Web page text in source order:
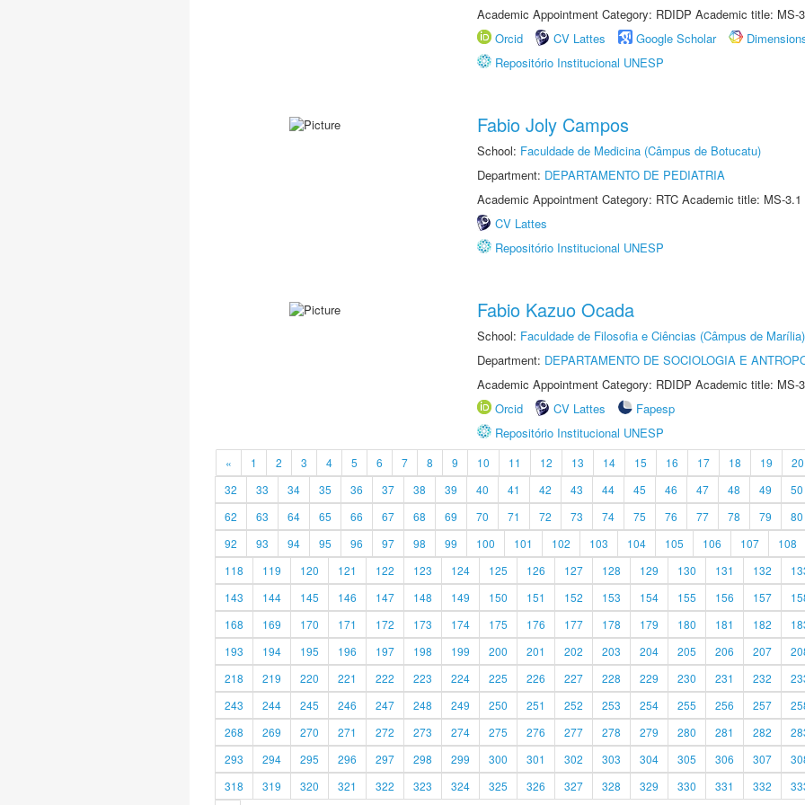
Academic Appointment Category: RDIDP Academic title: MS-
Orcid
CV Lattes Google Scholar
Repositório Institucional UNESP
Fabio Joly Campos
School: Faculdade de Medicina (Câmpus de Botucatu)
Department: DEPARTAMENTO DE PEDIATRIA
Academic Appointment Category: RTC Academic title: MS-3.1
CV Lattes
Repositório Institucional UNESP
Fabio Kazuo Ocada
School: Faculdade de Filosofia e Ciências (Câmpus de Marília)
Department: DEPARTAMENTO DE SOCIOLOGIA E
Academic Appointment Category: RDIDP Academic title: MS-
Orcid
CV Lattes
Fapesp
Repositório Institucional UNESP
« 1 2 3 4 5 6 7 8 9 10 11 12 13 14 15 16 17 18 19 20
32
33 34 35 36 37 38 39 40 41 42 43 44 45 46 47 48 49 50
62
63 64 65 66 67 68 69 70 71 72 73 74 75 76 77 78 79 80
92
93 94 95 96 97 98 99 100 101 102 103 104 105 106 107 108
118
119 120 121 122 123 124 125 126 127 128 129 130 131 132
143
144 145 146 147 148 149 150 151 152 153 154 155 156 157
168
169 170 171 172 173 174 175 176 177 178 179 180 181 182
193
194 195 196 197 198 199 200 201 202 203 204 205 206 207
218
219 220 221 222 223 224 225 226 227 228 229 230 231 232
243
244 245 246 247 248 249 250 251 252 253 254 255 256 257
268
269 270 271 272 273 274 275 276 277 278 279 280 281 282
293
294 295 296 297 298 299 300 301 302 303 304 305 306 307
318
319 320 321 322 323 324 325 326 327 328 329 330 331 332